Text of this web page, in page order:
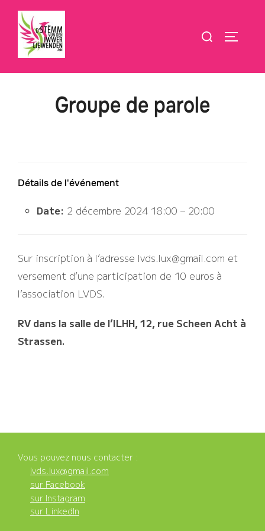
Aller
contenu
Rechercher :
Groupe de parole
Détails de l'événement
Date: 2 décembre 2024 18:00 – 20:00
Sur inscription à l’adresse lvds.lux@gmail.com et
versement d’une participation de 10 euros à
l’association LVDS.
RV dans la salle de l’ILHH, 12, rue Scheen Acht à
Strassen.
Vous pouvez nous contacter :
lvds.lux@gmail.com
sur Facebook
sur Instagram
sur LinkedIn